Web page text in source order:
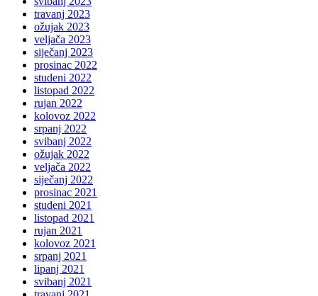
travanj 2023
ožujak 2023
veljača 2023
siječanj 2023
prosinac 2022
studeni 2022
listopad 2022
rujan 2022
kolovoz 2022
srpanj 2022
svibanj 2022
ožujak 2022
veljača 2022
siječanj 2022
prosinac 2021
studeni 2021
listopad 2021
rujan 2021
kolovoz 2021
srpanj 2021
lipanj 2021
svibanj 2021